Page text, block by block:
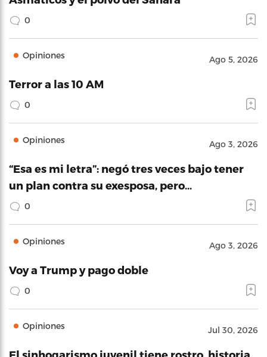
0
Opiniones Ago 5, 2026
Terror a las 10 AM
0
Opiniones Ago 3, 2026
“Esa es mi letra”: negó tres veces bajo tener
un plan contra su exesposa, pero…
0
Opiniones Ago 3, 2026
Voy a Trump y pago doble
0
Opiniones Jul 30, 2026
El sinhogarismo juvenil tiene rostro, historia